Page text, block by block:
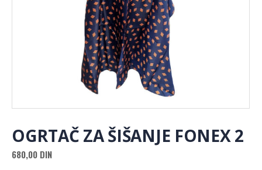
OGRTAČ ZA ŠIŠANJE FONEX 2
680,00 DIN